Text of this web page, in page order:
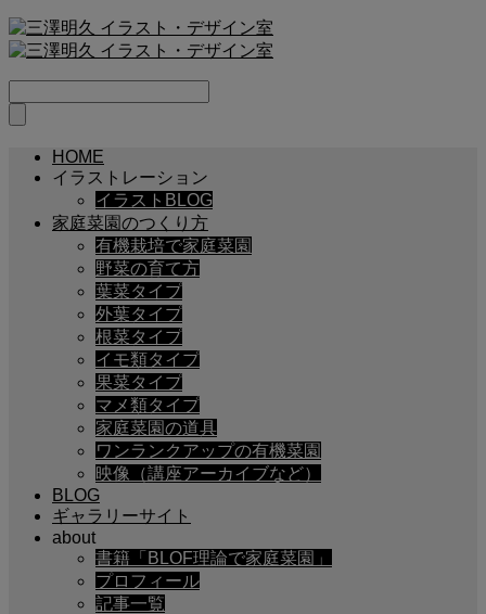
HOME
イラストレーション
イラストBLOG
家庭菜園のつくり方
有機栽培で家庭菜園
野菜の育て方
葉菜タイプ
外葉タイプ
根菜タイプ
イモ類タイプ
果菜タイプ
マメ類タイプ
家庭菜園の道具
ワンランクアップの有機菜園
映像（講座アーカイブなど）
BLOG
ギャラリーサイト
about
書籍「BLOF理論で家庭菜園」
プロフィール
記事一覧